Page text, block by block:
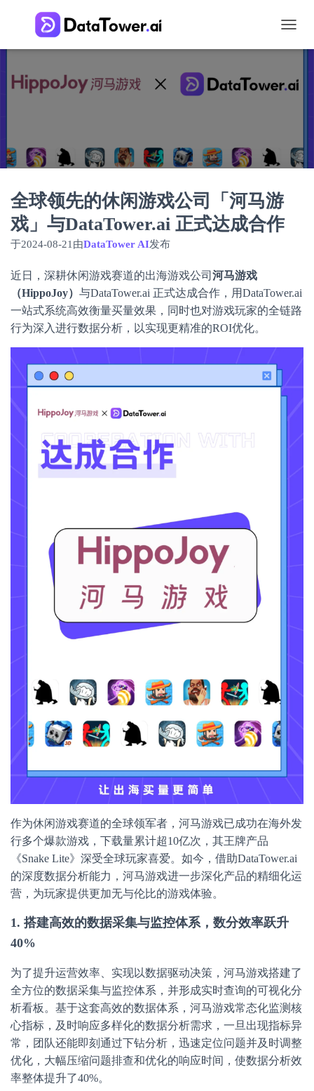
换
全球领先的休闲游戏公司「河马游
戏」与DataTower.ai 正式达成合作
于2024-08-21 由DataTower AI发布
近日，深耕休闲游戏赛道的出海游戏公司 河马游戏
（HippoJoy） 与DataTower.ai 正式达成合作，用DataTower.ai
一站式系统高效衡量买量效果，同时也对游戏玩家的全链路
行为深入进行数据分析，以实现更精准的ROI优化。
作为休闲游戏赛道的全球领军者，河马游戏已成功在海外发
行多个爆款游戏，下载量累计超10亿次，其王牌产品
《Snake Lite》深受全球玩家喜爱。如今，借助DataTower.ai
的深度数据分析能力，河马游戏进一步深化产品的精细化运
营，为玩家提供更加无与伦比的游戏体验。
1. 搭建高效的数据采集与监控体系，数分效率跃升
40%
为了提升运营效率、实现以数据驱动决策，河马游戏搭建了
全方位的数据采集与监控体系，并形成实时查询的可视化分
析看板。基于这套高效的数据体系，河马游戏常态化监测核
心指标，及时响应多样化的数据分析需求，一旦出现指标异
常，团队还能即刻通过下钻分析，迅速定位问题并及时调整
优化，大幅压缩问题排查和优化的响应时间，使数据分析效
率整体提升了40%。